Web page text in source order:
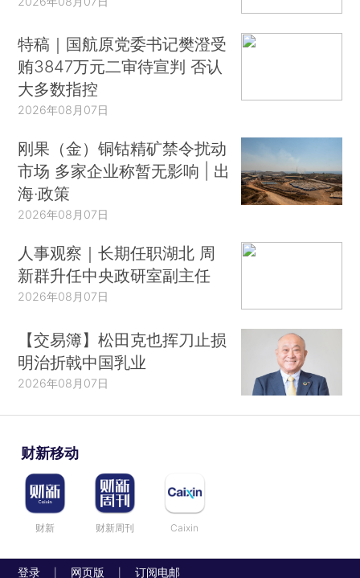
特稿｜国航原党委书记樊澄受
贿3847万元二审待宣判 否认
大多数指控
2026年08月07日
刚果（金）铜钴精矿禁令扰动
市场 多家企业称暂无影响 | 出
海·政策
2026年08月07日
人事观察｜长期任职湖北 周
新群升任中央政研室副主任
2026年08月07日
【交易簿】松田克也挥刀止损
明治折戟中国乳业
2026年08月07日
财新移动
财新 财新周刊 Caixin
登录 网页版 订阅电邮